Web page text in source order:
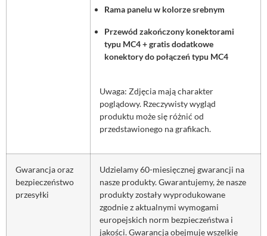
Rama panelu w kolorze srebnym
Przewód zakończony konektorami
typu MC4 + gratis dodatkowe
konektory do połączeń typu MC4
Uwaga: Zdjęcia mają charakter
poglądowy. Rzeczywisty wygląd
produktu może się różnić od
przedstawionego na grafikach.
Gwarancja oraz
bezpieczeństwo
przesyłki
Udzielamy 60-miesięcznej gwarancji na
nasze produkty. Gwarantujemy, że nasze
produkty zostały wyprodukowane
zgodnie z aktualnymi wymogami
europejskich norm bezpieczeństwa i
jakości. Gwarancja obejmuje wszelkie